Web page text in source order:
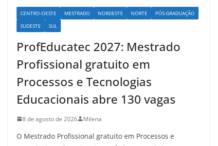
CENTRO-OESTE MESTRADO NORDESTE NORTE
PÓS-GRADUAÇÃO
SUDESTE
SUL
ProfEducatec 2027: Mestrado
Profissional gratuito em
Processos e Tecnologias
Educacionais abre 130 vagas
8 de agosto de 2026 Milena
O Mestrado Profissional gratuito em Processos e